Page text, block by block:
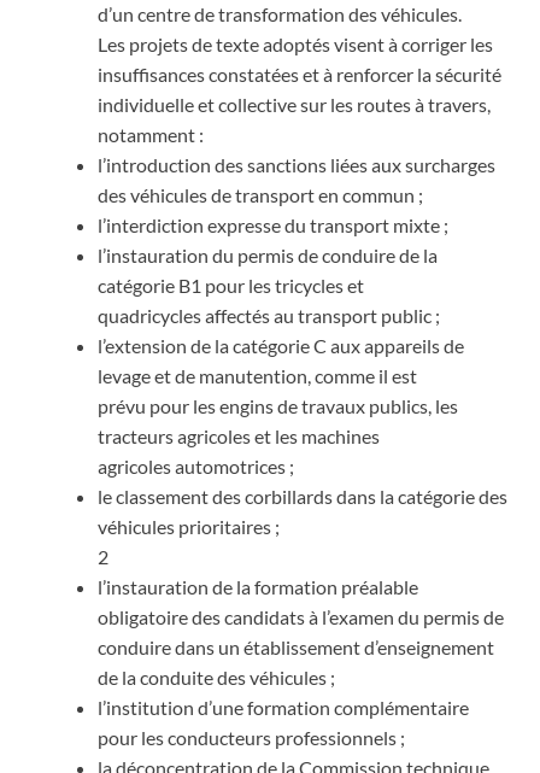
d’un centre de transformation des véhicules.
Les projets de texte adoptés visent à corriger les
insuffisances constatées et à renforcer la sécurité
individuelle et collective sur les routes à travers,
notamment :
l’introduction des sanctions liées aux surcharges
des véhicules de transport en commun ;
l’interdiction expresse du transport mixte ;
l’instauration du permis de conduire de la
catégorie B1 pour les tricycles et
quadricycles affectés au transport public ;
l’extension de la catégorie C aux appareils de
levage et de manutention, comme il est
prévu pour les engins de travaux publics, les
tracteurs agricoles et les machines
agricoles automotrices ;
le classement des corbillards dans la catégorie des
véhicules prioritaires ;
2
l’instauration de la formation préalable
obligatoire des candidats à l’examen du permis de
conduire dans un établissement d’enseignement
de la conduite des véhicules ;
l’institution d’une formation complémentaire
pour les conducteurs professionnels ;
la déconcentration de la Commission technique